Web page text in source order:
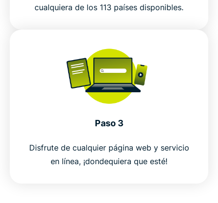
cualquiera de los 113 países disponibles.
Paso 3
Disfrute de cualquier página web y servicio
en línea, ¡dondequiera que esté!